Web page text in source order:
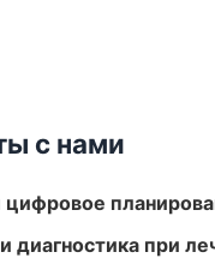
с нами
диагностика при